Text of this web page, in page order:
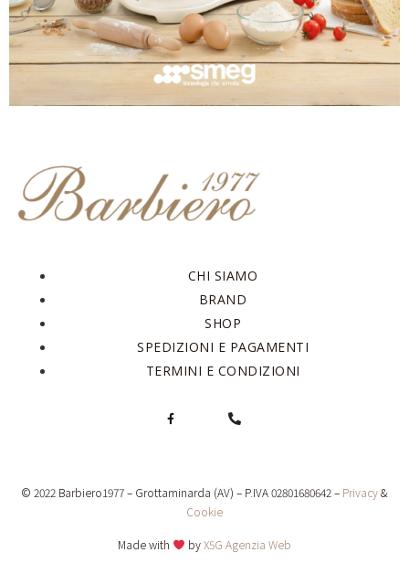
CHI SIAMO
BRAND
SHOP
SPEDIZIONI E PAGAMENTI
TERMINI E CONDIZIONI
© 2022 Barbiero1977 – Grottaminarda (AV) – P.IVA 02801680642 – Privacy&
Cookie
Made with byX5G Agenzia Web